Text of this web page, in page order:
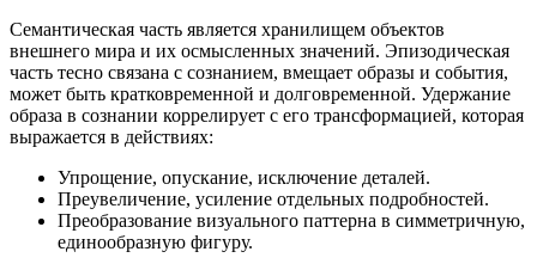
Семантическая часть является хранилищем объектов
внешнего мира и их осмысленных значений. Эпизодическая
часть тесно связана с сознанием, вмещает образы и события,
может быть кратковременной и долговременной. Удержание
образа в сознании коррелирует с его трансформацией, которая
выражается в действиях:
Упрощение, опускание, исключение деталей.
Преувеличение, усиление отдельных подробностей.
Преобразование визуального паттерна в симметричную,
единообразную фигуру.